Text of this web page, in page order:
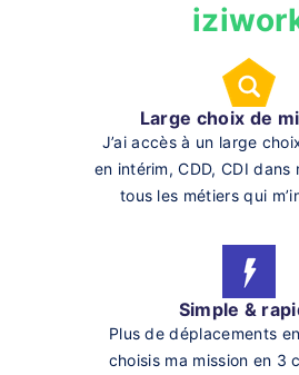
Large choix de
J’ai accès à un large
en intérim, CDD, CDI dans
tous les métiers qui
Simple &
Plus de déplacements
choisis ma mission en 3